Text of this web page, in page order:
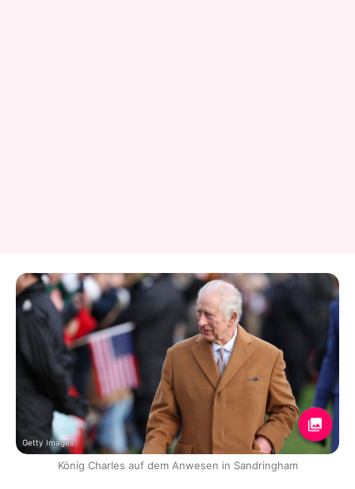
Getty Images
König Charles auf dem Anwesen in Sandringham